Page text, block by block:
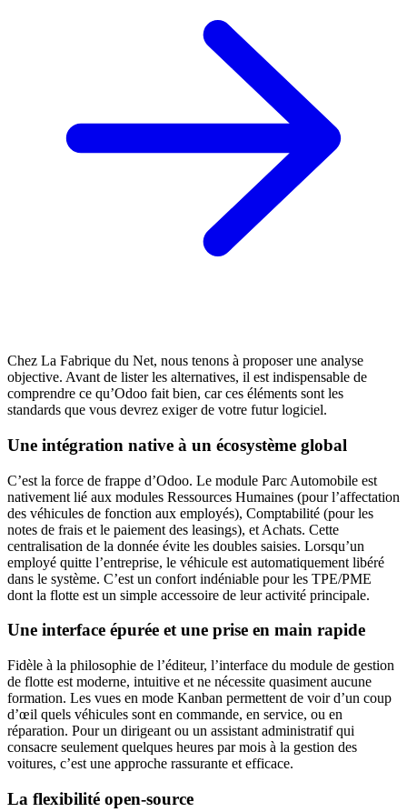
Chez La Fabrique du Net, nous tenons à proposer une analyse
objective. Avant de lister les alternatives, il est indispensable de
comprendre ce qu’Odoo fait bien, car ces éléments sont les
standards que vous devrez exiger de votre futur logiciel.
Une intégration native à un écosystème global
C’est la force de frappe d’Odoo. Le module Parc Automobile est
nativement lié aux modules Ressources Humaines (pour l’affectation
des véhicules de fonction aux employés), Comptabilité (pour les
notes de frais et le paiement des leasings), et Achats. Cette
centralisation de la donnée évite les doubles saisies. Lorsqu’un
employé quitte l’entreprise, le véhicule est automatiquement libéré
dans le système. C’est un confort indéniable pour les TPE/PME
dont la flotte est un simple accessoire de leur activité principale.
Une interface épurée et une prise en main rapide
Fidèle à la philosophie de l’éditeur, l’interface du module de gestion
de flotte est moderne, intuitive et ne nécessite quasiment aucune
formation. Les vues en mode Kanban permettent de voir d’un coup
d’œil quels véhicules sont en commande, en service, ou en
réparation. Pour un dirigeant ou un assistant administratif qui
consacre seulement quelques heures par mois à la gestion des
voitures, c’est une approche rassurante et efficace.
La flexibilité open-source